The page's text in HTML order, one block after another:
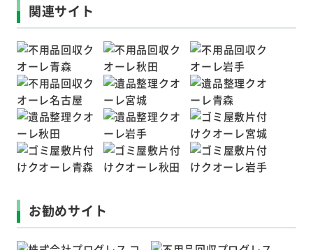
関連サイト
お勧めサイト